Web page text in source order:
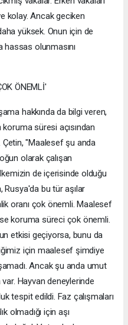
kolay. Ancak geciken
yüksek. Onun için de
olunmasını
ÖNEMLİ'
hakkında da bilgi veren,
koruma süresi açısından
Çetin, "Maalesef şu anda
olarak çalışan
de içerisinde olduğu
bu tür aşılar
oranı çok önemli. Maalesef
koruma süreci çok önemli.
etkisi geçiyorsa, bunu da
için maalesef şimdiye
Ancak şu anda umut
var. Hayvan deneylerinde
tespit edildi. Faz çalışmaları
olmadığı için aşı